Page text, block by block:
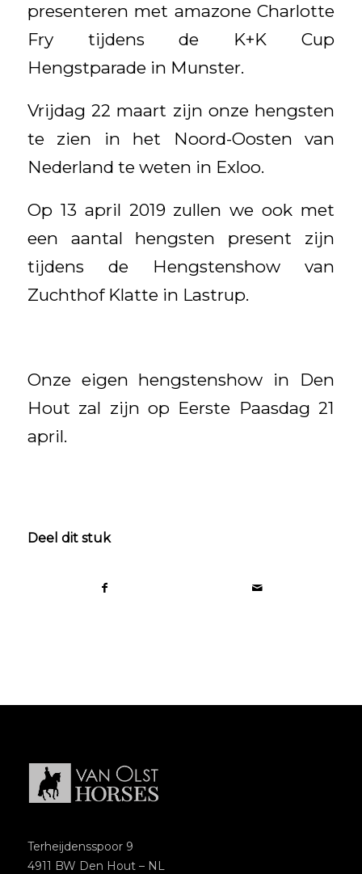
presenteren met amazone Charlotte
Fry tijdens de K+K Cup
Hengstparade in Munster.
Vrijdag 22 maart zijn onze hengsten
te zien in het Noord-Oosten van
Nederland te weten in Exloo.
Op 13 april 2019 zullen we ook met
een aantal hengsten present zijn
tijdens de Hengstenshow van
Zuchthof Klatte in Lastrup.
Onze eigen hengstenshow in Den
Hout zal zijn op Eerste Paasdag 21
april.
Deel dit stuk
Terheijdensspoor 9
4911 BW Den Hout – NL